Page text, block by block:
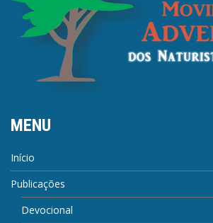
MENU
Início
Publicações
Devocional